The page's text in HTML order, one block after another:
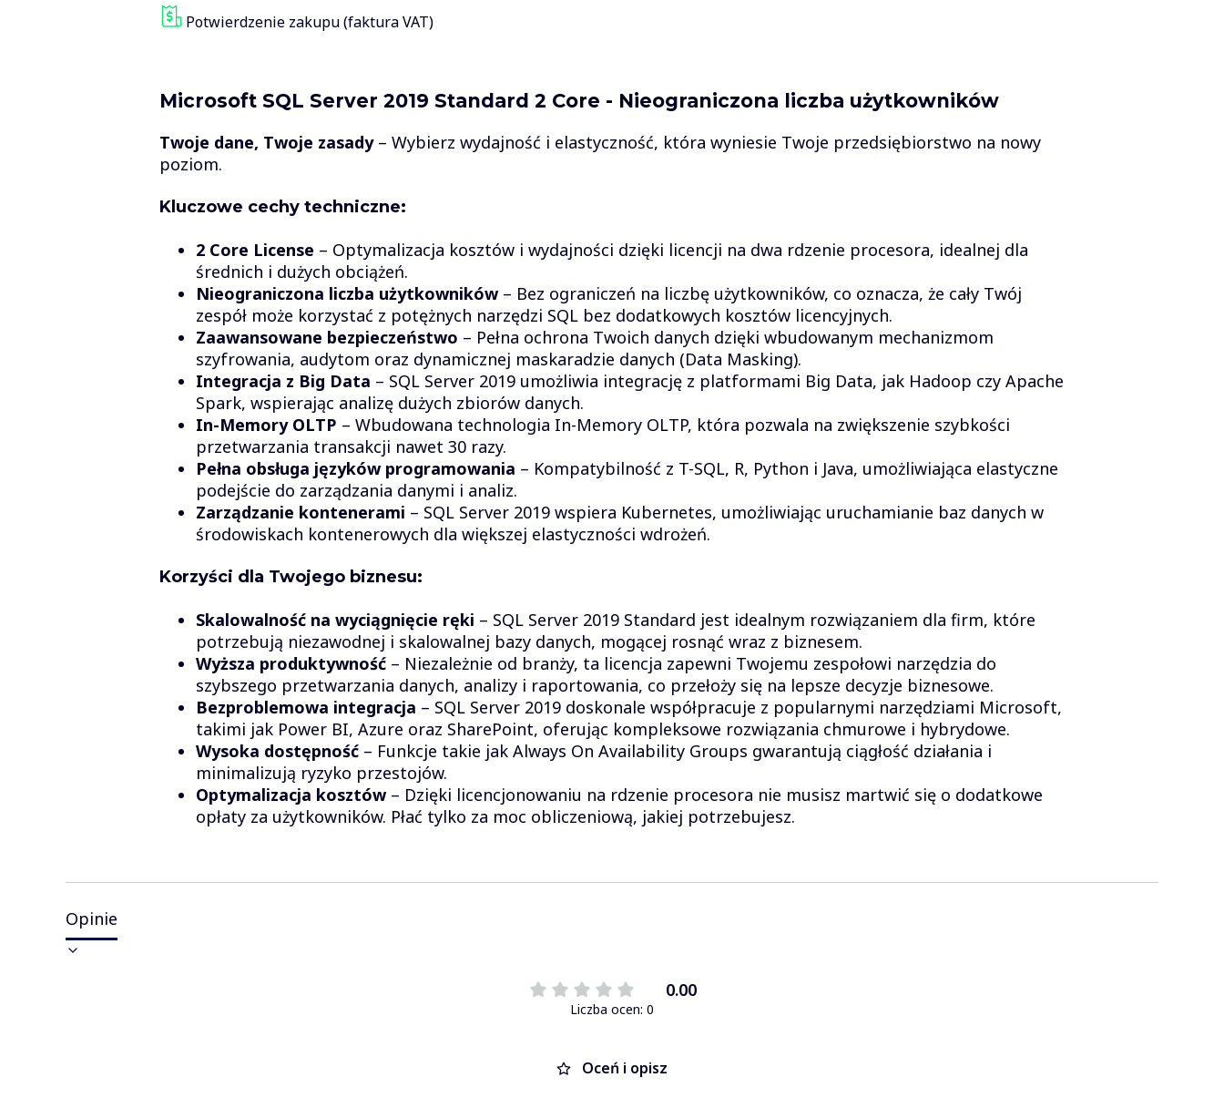
Potwierdzenie zakupu (faktura VAT)
Microsoft SQL Server 2019 Standard 2 Core - Nieograniczona liczba użytkowników
Twoje dane, Twoje zasady– Wybierz wydajność i elastyczność, która wyniesie Twoje przedsiębiorstwo na nowy
poziom.
Kluczowe cechy techniczne:
2 Core License – Optymalizacja kosztów i wydajności dzięki licencji na dwa rdzenie procesora, idealnej dla
średnich i dużych obciążeń.
Nieograniczona liczba użytkowników– Bez ograniczeń na liczbę użytkowników, co oznacza, że cały Twój
zespół może korzystać z potężnych narzędzi SQL bez dodatkowych kosztów licencyjnych.
Zaawansowane bezpieczeństwo – Pełna ochrona Twoich danych dzięki wbudowanym mechanizmom
szyfrowania, audytom oraz dynamicznej maskaradzie danych (Data Masking).
Integracja z Big Data – SQL Server 2019 umożliwia integrację z platformami Big Data, jak Hadoop czy Apache
Spark, wspierając analizę dużych zbiorów danych.
In-Memory OLTP – Wbudowana technologia In-Memory OLTP, która pozwala na zwiększenie szybkości
przetwarzania transakcji nawet 30 razy.
Pełna obsługa języków programowania – Kompatybilność z T-SQL, R, Python i Java, umożliwiająca elastyczne
podejście do zarządzania danymi i analiz.
Zarządzanie kontenerami – SQL Server 2019 wspiera Kubernetes, umożliwiając uruchamianie baz danych w
środowiskach kontenerowych dla większej elastyczności wdrożeń.
Korzyści dla Twojego biznesu:
Skalowalność na wyciągnięcie ręki – SQL Server 2019 Standard jest idealnym rozwiązaniem dla firm, które
potrzebują niezawodnej i skalowalnej bazy danych, mogącej rosnąć wraz z biznesem.
Wyższa produktywność– Niezależnie od branży, ta licencja zapewni Twojemu zespołowi narzędzia do
szybszego przetwarzania danych, analizy i raportowania, co przełoży się na lepsze decyzje biznesowe.
Bezproblemowa integracja – SQL Server 2019 doskonale współpracuje z popularnymi narzędziami Microsoft,
takimi jak Power BI, Azure oraz SharePoint, oferując kompleksowe rozwiązania chmurowe i hybrydowe.
Wysoka dostępność– Funkcje takie jak Always On Availability Groups gwarantują ciągłość działania i
minimalizują ryzyko przestojów.
Optymalizacja kosztów– Dzięki licencjonowaniu na rdzenie procesora nie musisz martwić się o dodatkowe
opłaty za użytkowników. Płać tylko za moc obliczeniową, jakiej potrzebujesz.
Opinie
0.00
Liczba ocen: 0
Oceń i opisz